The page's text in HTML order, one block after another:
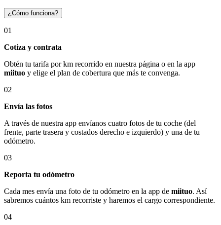
¿Cómo funciona?
01
Cotiza y contrata
Obtén tu tarifa por km recorrido en nuestra página o en la app
miituo y elige el plan de cobertura que más te convenga.
02
Envía las fotos
A través de nuestra app envíanos cuatro fotos de tu coche (del
frente, parte trasera y costados derecho e izquierdo) y una de tu
odómetro.
03
Reporta tu odómetro
Cada mes envía una foto de tu odómetro en la app de miituo. Así
sabremos cuántos km recorriste y haremos el cargo correspondiente.
04